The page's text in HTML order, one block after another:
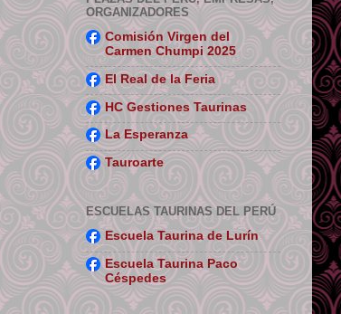
ORGANIZADORES
Comisión Virgen del
Carmen Chumpi 2025
El Real de la Feria
HC Gestiones Taurinas
La Esperanza
Tauroarte
ESCUELAS TAURINAS DEL PERÚ
Escuela Taurina de Lurín
Escuela Taurina Paco
Céspedes